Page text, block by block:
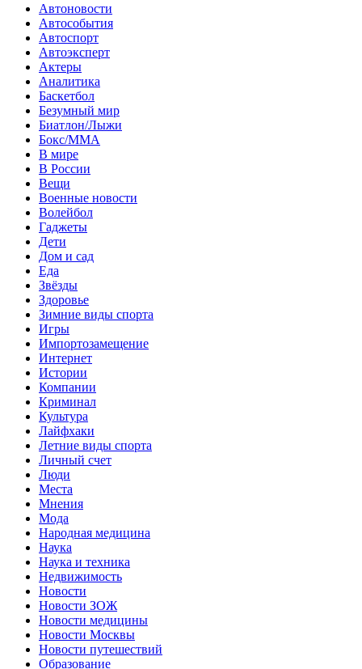
Автоновости
Автособытия
Автоспорт
Автоэксперт
Актеры
Аналитика
Баскетбол
Безумный мир
Биатлон/Лыжи
Бокс/MMA
В мире
В России
Вещи
Военные новости
Волейбол
Гаджеты
Дети
Дом и сад
Еда
Звёзды
Здоровье
Зимние виды спорта
Игры
Импортозамещение
Интернет
Истории
Компании
Криминал
Культура
Лайфхаки
Летние виды спорта
Личный счет
Люди
Места
Мнения
Мода
Народная медицина
Наука
Наука и техника
Недвижимость
Новости
Новости ЗОЖ
Новости медицины
Новости Москвы
Новости путешествий
Образование